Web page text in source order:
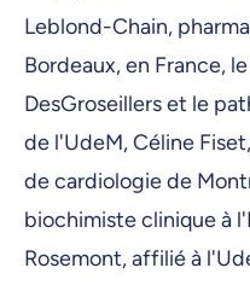
Leblond-Chain,
Bordeaux, en France,
DesGroseillers et le
de l'UdeM, Céline
de cardiologie de
biochimiste clinique à
Rosemont, affilié à